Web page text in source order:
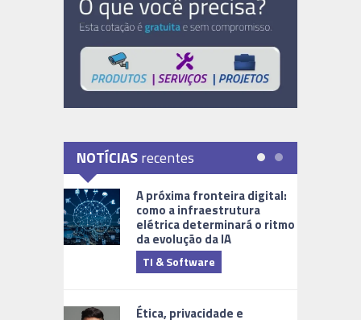
NOTÍCIASrecentes
A próxima fronteira digital:
como a infraestrutura
elétrica determinará o ritmo
da evolução da IA
TI & Software
Ética, privacidade e